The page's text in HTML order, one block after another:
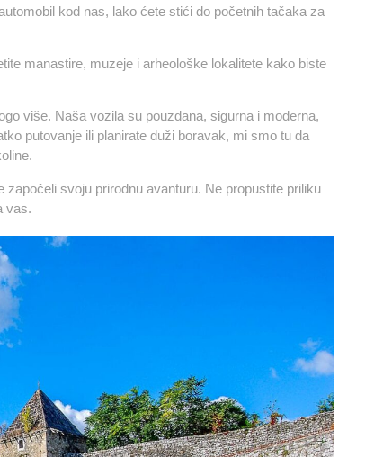
kod nas, lako ćete stići do početnih tačaka za
manastire, muzeje i arheološke lokalitete kako biste
više. Naša vozila su pouzdana, sigurna i moderna,
putovanje ili planirate duži boravak, mi smo tu da
svoju prirodnu avanturu. Ne propustite priliku
vas.